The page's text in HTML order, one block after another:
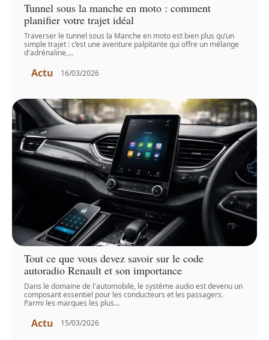
Tunnel sous la manche en moto : comment
planifier votre trajet idéal
Traverser le tunnel sous la Manche en moto est bien plus qu’un
simple trajet : c’est une aventure palpitante qui offre un mélange
d'adrénaline,…
Actu 16/03/2026
Tout ce que vous devez savoir sur le code
autoradio Renault et son importance
Dans le domaine de l'automobile, le système audio est devenu un
composant essentiel pour les conducteurs et les passagers.
Parmi les marques les plus…
Actu 15/03/2026